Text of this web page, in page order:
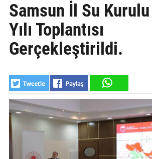
SPOR
YAŞAM
EKONOMİ
BELEDİYELER
SAĞLIK
SİYASET
Samsun İl Su
Yılı Toplantısı
Gerçekleştirildi.